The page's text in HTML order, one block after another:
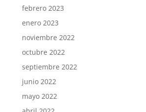
febrero 2023
enero 2023
noviembre 2022
octubre 2022
septiembre 2022
junio 2022
mayo 2022